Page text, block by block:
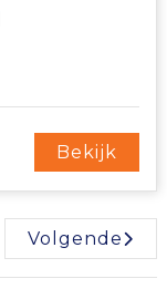
Bekijk
Volgende